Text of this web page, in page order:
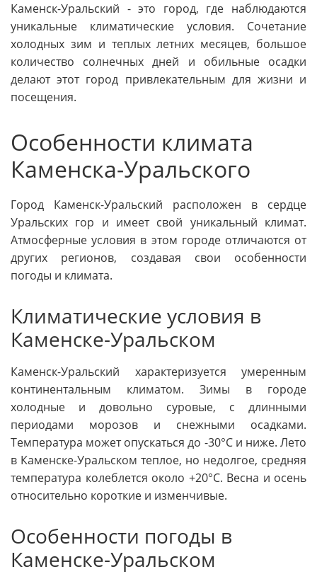
Каменск-Уральский - это город, где наблюдаются
уникальные климатические условия. Сочетание
холодных зим и теплых летних месяцев, большое
количество солнечных дней и обильные осадки
делают этот город привлекательным для жизни и
посещения.
Особенности климата
Каменска-Уральского
Город Каменск-Уральский расположен в сердце
Уральских гор и имеет свой уникальный климат.
Атмосферные условия в этом городе отличаются от
других регионов, создавая свои особенности
погоды и климата.
Климатические условия в
Каменске-Уральском
Каменск-Уральский характеризуется умеренным
континентальным климатом. Зимы в городе
холодные и довольно суровые, с длинными
периодами морозов и снежными осадками.
Температура может опускаться до -30°C и ниже. Лето
в Каменске-Уральском теплое, но недолгое, средняя
температура колеблется около +20°C. Весна и осень
относительно короткие и изменчивые.
Особенности погоды в
Каменске-Уральском